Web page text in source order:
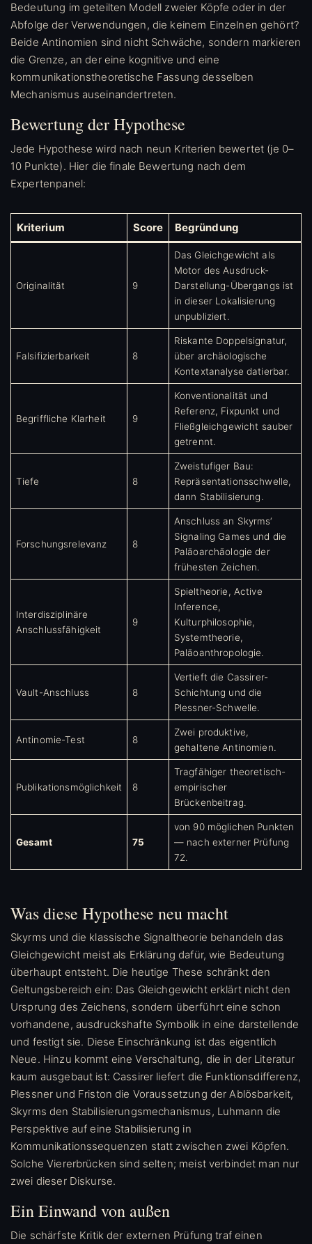
Bedeutung im geteilten Modell zweier Köpfe oder in der
Abfolge der Verwendungen, die keinem Einzelnen gehört?
Beide Antinomien sind nicht Schwäche, sondern markieren
die Grenze, an der eine kognitive und eine
kommunikationstheoretische Fassung desselben
Mechanismus auseinandertreten.
Bewertung der Hypothese
Jede Hypothese wird nach neun Kriterien bewertet (je 0–
10 Punkte). Hier die finale Bewertung nach dem
Expertenpanel:
Kriterium Score Begründung
Originalität 9
Das Gleichgewicht als
Motor des Ausdruck-
Darstellung-Übergangs ist
in dieser Lokalisierung
unpubliziert.
Falsifizierbarkeit 8
Riskante Doppelsignatur,
über archäologische
Kontextanalyse datierbar.
Begriffliche Klarheit 9
Konventionalität und
Referenz, Fixpunkt und
Fließgleichgewicht sauber
getrennt.
Tiefe 8
Zweistufiger Bau:
Repräsentationsschwelle,
dann Stabilisierung.
Forschungsrelevanz 8
Anschluss an Skyrms‘
Signaling Games und die
Paläoarchäologie der
frühesten Zeichen.
Interdisziplinäre
Anschlussfähigkeit
9
Spieltheorie, Active
Inference,
Kulturphilosophie,
Systemtheorie,
Paläoanthropologie.
Vault-Anschluss 8
Vertieft die Cassirer-
Schichtung und die
Plessner-Schwelle.
Antinomie-Test 8
Zwei produktive,
gehaltene Antinomien.
Publikationsmöglichkeit 8
Tragfähiger theoretisch-
empirischer
Brückenbeitrag.
Gesamt 75
von 90 möglichen Punkten
— nach externer Prüfung
72.
Was diese Hypothese neu macht
Skyrms und die klassische Signaltheorie behandeln das
Gleichgewicht meist als Erklärung dafür, wie Bedeutung
überhaupt entsteht. Die heutige These schränkt den
Geltungsbereich ein: Das Gleichgewicht erklärt nicht den
Ursprung des Zeichens, sondern überführt eine schon
vorhandene, ausdruckshafte Symbolik in eine darstellende
und festigt sie. Diese Einschränkung ist das eigentlich
Neue. Hinzu kommt eine Verschaltung, die in der Literatur
kaum ausgebaut ist: Cassirer liefert die Funktionsdifferenz,
Plessner und Friston die Voraussetzung der Ablösbarkeit,
Skyrms den Stabilisierungsmechanismus, Luhmann die
Perspektive auf eine Stabilisierung in
Kommunikationssequenzen statt zwischen zwei Köpfen.
Solche Viererbrücken sind selten; meist verbindet man nur
zwei dieser Diskurse.
Ein Einwand von außen
Die schärfste Kritik der externen Prüfung traf einen